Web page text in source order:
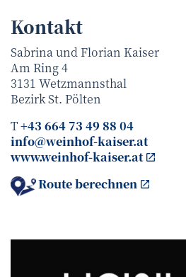
Kontakt
Sabrina und Florian Kaiser
Am Ring 4
3131 Wetzmannsthal
BezirkSt. Pölten
T+43 664 73 49 88 04
info@weinhof-kaiser.at
www.weinhof-kaiser.at
Route berechnen